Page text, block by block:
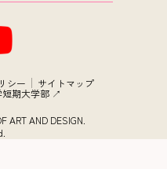
シー サイトマップ
短期大学部 ↗︎
ART AND DESIGN.